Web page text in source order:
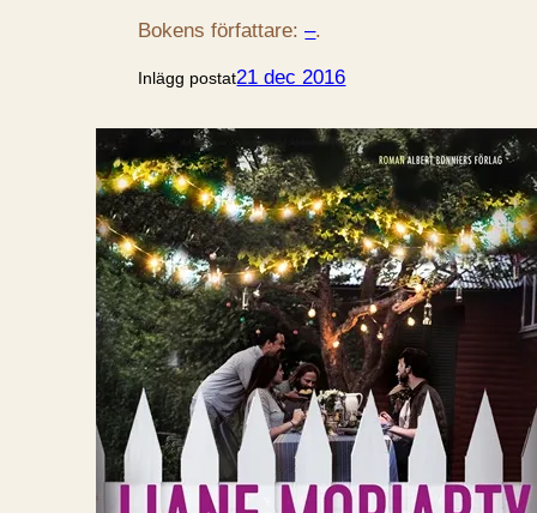
Bokens författare:–.
Inlägg postat21 dec 2016